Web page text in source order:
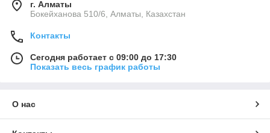
г. Алматы
Бокейханова 510/6, Алматы, Казахстан
Контакты
Сегодня работает с 09:00 до 17:30
Показать весь график работы
О нас